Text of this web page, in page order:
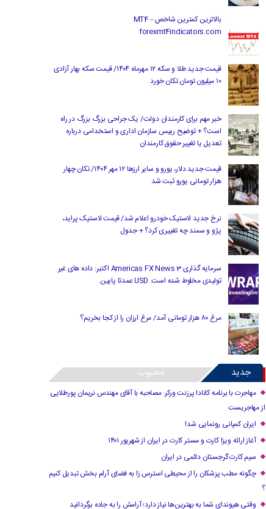
بالاترین کمترین شاخص MT4 –
forexmt4indicators.com
قیمت جدید طلا و سکه ۱۲ مهرماه ۱۴۰۴/ قیمت سکه بهار آزادی
۱۰ میلیون تومان تکان خورد
خبر مهم برای کارمندان دولت/ یک جراحی بزرگ بزرگ در راه
است؟ + توضیح رییس سازمان اداری و استخدامی درباره
تعدیل یا تغییر حقوق کارمندان
قیمت جدید دلار، یورو و سایر ارزها ۱۲ مهر ۱۴۰۴/ تکان چهار
هزار تومانی یورو ثبت شد
نرخ جدید لاستیک خودرو اعلام شد/ قیمت لاستیک پراید،
پژو و سمند چه تغییری کرد؟ + جدول
سرمایه گذاری Americas FX News 3 اکتبر: داده های غیر
تولیدی مخلوط شده است. USD عمدتا پایین.
مرغ ۸۰ هزار تومانی آمد/ مرغ ارزان را از کجا بخریم؟
جدید محبوب
مهاجرت با برنامه کانادا پرزنت ورکر: مصاحبه با آقای مهندس نریمان پورطلایی
از مهاجریست
ایران کمپانی رونمایی شد!
آغاز ارائه ویزا کارت و مستر کارت در ایران از شهریور ۱۴۰۱
سیم کارت گرجستان دائمی در ایران
چگونه مطب پزشکان را از محیطی استرس زا به فضای آرام بخش تبدیل کنیم
؟
وقتی هیوندای شما به بهترین‌ها نیاز دارد؛ آرامش را به جاده برگردانید